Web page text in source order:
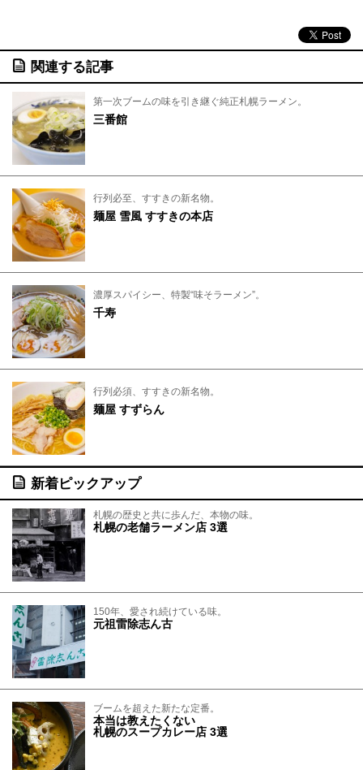
関連する記事
第一次ブームの味を引き継ぐ純正札幌ラーメン。
三番館
行列必至、すすきの新名物。
麺屋 雪風 すすきの本店
濃厚スパイシー、特製“味そラーメン”。
千寿
行列必須、すすきの新名物。
麺屋 すずらん
新着ピックアップ
札幌の歴史と共に歩んだ、本物の味。
札幌の老舗ラーメン店 3選
150年、愛され続けている味。
元祖雷除志ん古
ブームを超えた新たな定番。
本当は教えたくない
札幌のスープカレー店 3選